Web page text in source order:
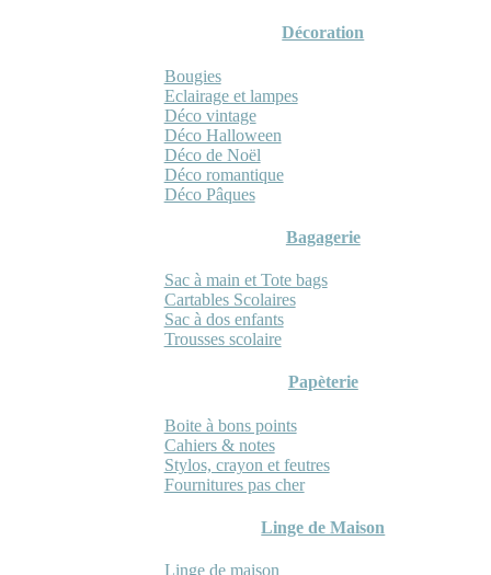
Décoration
Bougies
Eclairage et lampes
Déco vintage
Déco Halloween
Déco de Noël
Déco romantique
Déco Pâques
Bagagerie
Sac à main et Tote bags
Cartables Scolaires
Sac à dos enfants
Trousses scolaire
Papèterie
Boite à bons points
Cahiers & notes
Stylos, crayon et feutres
Fournitures pas cher
Linge de Maison
Linge de maison